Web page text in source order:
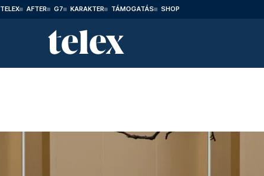
TELEX AFTER G7 KARAKTER TÁMOGATÁS SHOP